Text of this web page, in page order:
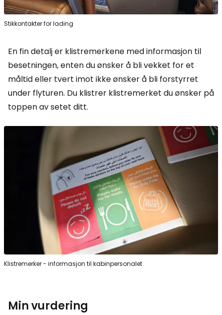
Stikkontakter for lading
En fin detalj er klistremerkene med informasjon til
besetningen, enten du ønsker å bli vekket for et
måltid eller tvert imot ikke ønsker å bli forstyrret
under flyturen. Du klistrer klistremerket du ønsker på
toppen av setet ditt.
Klistremerker - informasjon til kabinpersonalet
Min vurdering